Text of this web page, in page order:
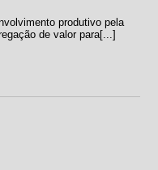
produtivo pela
de valor para[...]